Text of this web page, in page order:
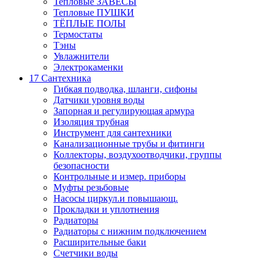
Тепловые ПУШКИ
ТЁПЛЫЕ ПОЛЫ
Термостаты
Тэны
Увлажнители
Электрокаменки
17 Сантехника
Гибкая подводка, шланги, сифоны
Датчики уровня воды
Запорная и регулирующая армура
Изоляция трубная
Инструмент для сантехники
Канализационные трубы и фитинги
Коллекторы, воздухоотводчики, группы
безопасности
Контрольные и измер. приборы
Муфты резьбовые
Насосы циркул.и повышающ.
Прокладки и уплотнения
Радиаторы
Радиаторы с нижним подключением
Расширительные баки
Счетчики воды